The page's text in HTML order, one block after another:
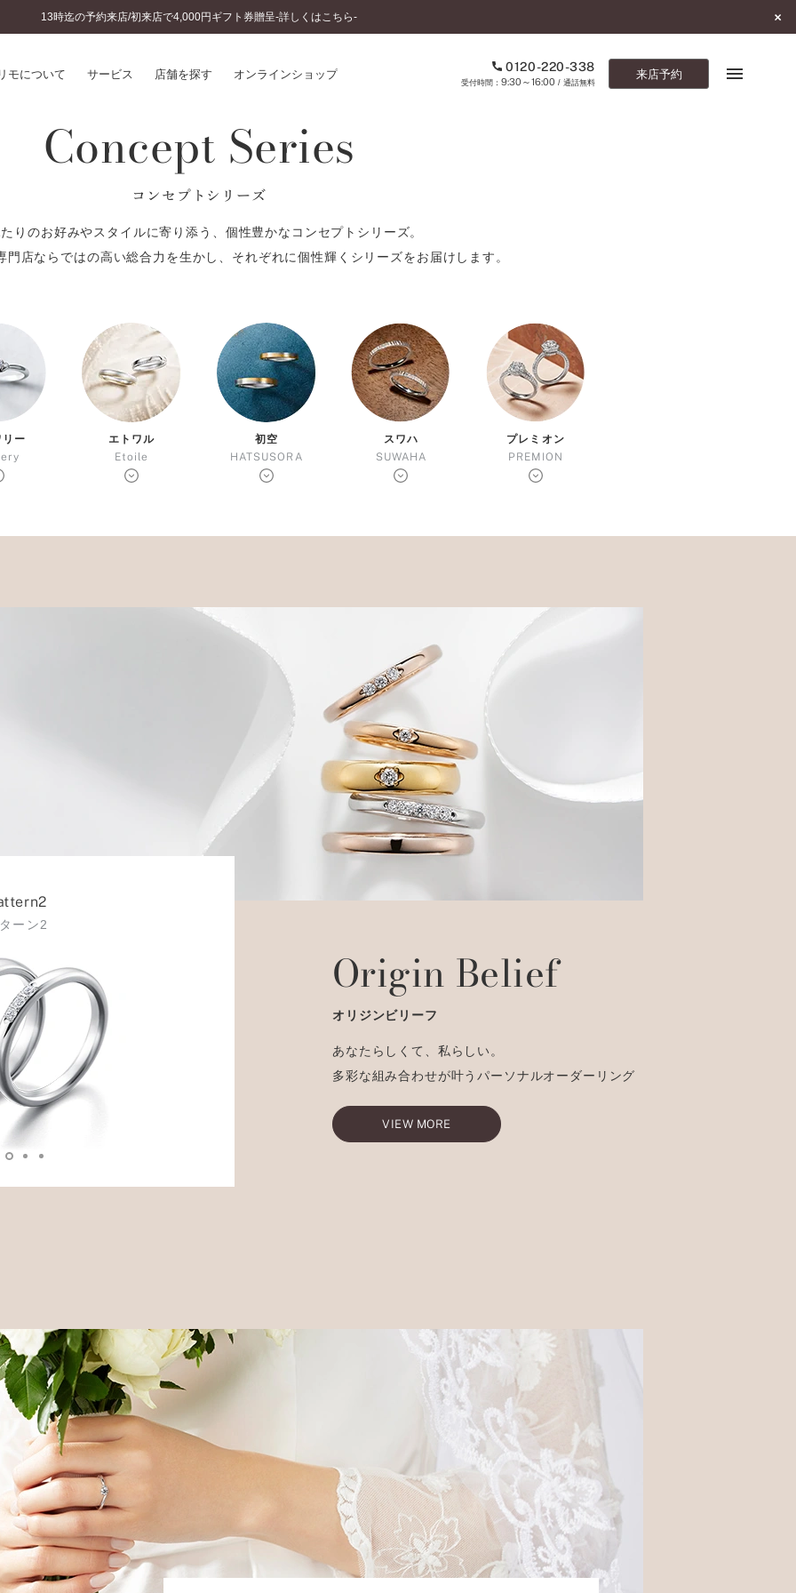
13時迄の予約来店/初来店で4,000円ギフト券贈呈-詳しくはこちら-
モについて サービス 店舗を探す オンラインショップ 0120-220-338
9:30～16:00/ 通話無料
来店予約
リモについて
のこだわり
のメンテナンス
ス
ーサービス
方法・仕上げ日数
スダイヤモンド&バースストー
ダルアイテム
婚約指輪とは
セットリングとは
エタニティリングとは
SWEET STORIES
ショップブログ
コラム
よくあるご質問
カタログ請求
お問い合わせ
FOLLOW US ON
Concept Series
コンセプトシリーズ
りのお好みやスタイルに寄り添う、個性豊かなコンセプトシリーズ。
門店ならではの高い総合力を生かし、それぞれに個性輝くシリーズをお届けします。
ー
エトワル
Etoile
初空
HATSUSORA
スワハ
SUWAHA
プレミオン
PREMION
ーン2
Origin Belief
オリジンビリーフ
あなたらしくて、私らしい。
多彩な組み合わせが叶うパーソナルオーダーリング
VIEW MORE